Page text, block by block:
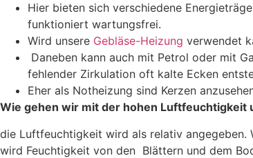
Hier bieten sich verschiedene
funktioniert wartungsfrei.
Wird unsere Gebläse-Heizung verwendet
Daneben kann auch mit Petrol oder mit
fehlender Zirkulation oft kalte Ecken
Eher als Notheizung sind Kerzen
Wie gehen wir mit der hohen Luftfeuchtigkeit
die Luftfeuchtigkeit wird als relativ angegeben.
wird Feuchtigkeit von den Blättern und dem